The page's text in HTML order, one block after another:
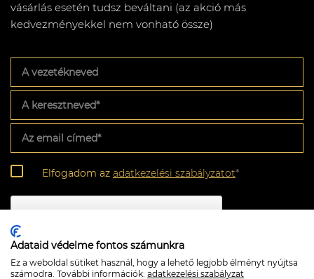
vásárlás esetén tudsz beváltani (az akció más
kedvezményekkel nem vonható össze)
vezetékneved
keresztneved*
email
címed*
Adatkezelési
szabályzat*
Elfogadom az adatkezelési szabályzatot*
CAPTCHA
Adataid védelme fontos számunkra
Ez a weboldal sütiket használ, hogy a lehető legjobb élményt nyújtsa
számodra. További információk: adatkezelési szabályzat